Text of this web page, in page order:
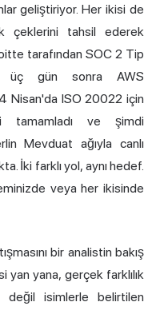
geliştiriyor. Her ikisi de
çeklerini tahsil ederek
tarafından SOC 2 Tip
üç gün sonra AWS
Nisan'da ISO 20022 için
tamamladı ve şimdi
Mevduat ağıyla canlı
İki farklı yol, aynı hedef.
veya her ikisinde
bir analistin bakış
yan yana, gerçek farklılık
değil isimlerle belirtilen